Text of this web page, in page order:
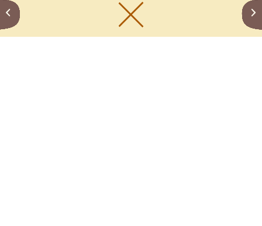
メニューをひらく
公式SNS一覧